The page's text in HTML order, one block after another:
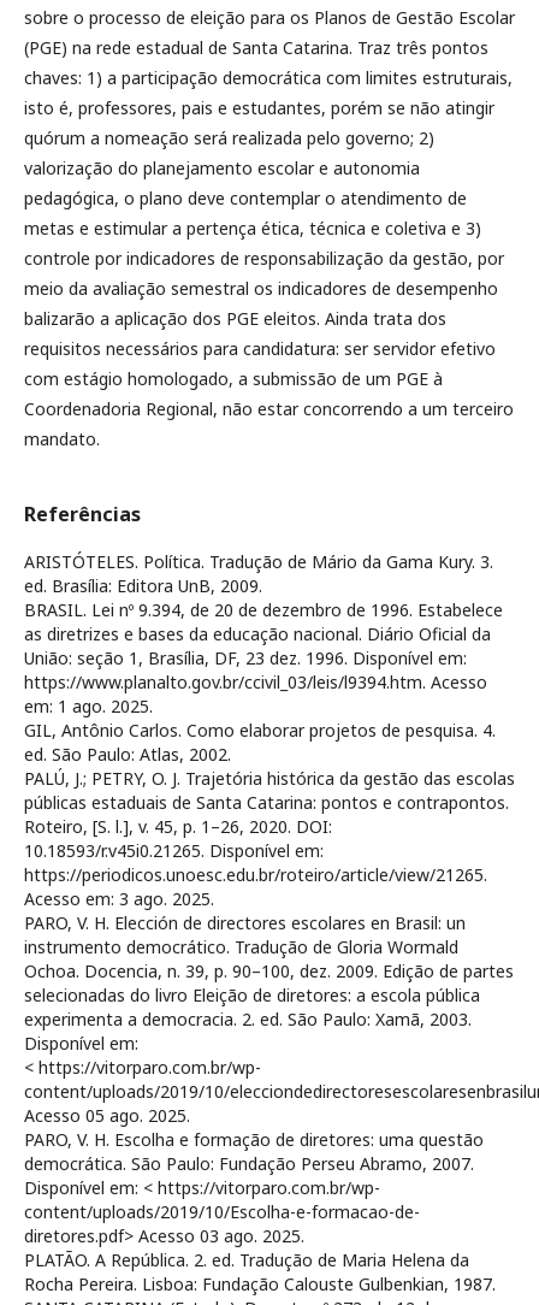
sobre o processo de eleição para os Planos de Gestão Escolar
(PGE) na rede estadual de Santa Catarina. Traz três pontos
chaves: 1) a participação democrática com limites estruturais,
isto é, professores, pais e estudantes, porém se não atingir
quórum a nomeação será realizada pelo governo; 2)
valorização do planejamento escolar e autonomia
pedagógica, o plano deve contemplar o atendimento de
metas e estimular a pertença ética, técnica e coletiva e 3)
controle por indicadores de responsabilização da gestão, por
meio da avaliação semestral os indicadores de desempenho
balizarão a aplicação dos PGE eleitos. Ainda trata dos
requisitos necessários para candidatura: ser servidor efetivo
com estágio homologado, a submissão de um PGE à
Coordenadoria Regional, não estar concorrendo a um terceiro
mandato.
Referências
ARISTÓTELES. Política. Tradução de Mário da Gama Kury. 3.
ed. Brasília: Editora UnB, 2009.
BRASIL. Lei nº 9.394, de 20 de dezembro de 1996. Estabelece
as diretrizes e bases da educação nacional. Diário Oficial da
União: seção 1, Brasília, DF, 23 dez. 1996. Disponível em:
https://www.planalto.gov.br/ccivil_03/leis/l9394.htm. Acesso
em: 1 ago. 2025.
GIL, Antônio Carlos. Como elaborar projetos de pesquisa. 4.
ed. São Paulo: Atlas, 2002.
PALÚ, J.; PETRY, O. J. Trajetória histórica da gestão das escolas
públicas estaduais de Santa Catarina: pontos e contrapontos.
Roteiro, [S. l.], v. 45, p. 1–26, 2020. DOI:
10.18593/r.v45i0.21265. Disponível em:
https://periodicos.unoesc.edu.br/roteiro/article/view/21265.
Acesso em: 3 ago. 2025.
PARO, V. H. Elección de directores escolares en Brasil: un
instrumento democrático. Tradução de Gloria Wormald
Ochoa. Docencia, n. 39, p. 90–100, dez. 2009. Edição de partes
selecionadas do livro Eleição de diretores: a escola pública
experimenta a democracia. 2. ed. São Paulo: Xamã, 2003.
Disponível em:
< https://vitorparo.com.br/wp-
content/uploads/2019/10/
Acesso 05 ago. 2025.
PARO, V. H. Escolha e formação de diretores: uma questão
democrática. São Paulo: Fundação Perseu Abramo, 2007.
Disponível em: < https://vitorparo.com.br/wp-
content/uploads/2019/10/Escolha-e-formacao-de-
diretores.pdf> Acesso 03 ago. 2025.
PLATÃO. A República. 2. ed. Tradução de Maria Helena da
Rocha Pereira. Lisboa: Fundação Calouste Gulbenkian, 1987.